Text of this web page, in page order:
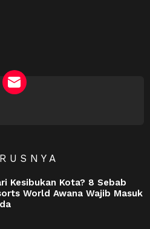
Kesibukan Kota? 8 Sebab
World Awana Wajib Masuk